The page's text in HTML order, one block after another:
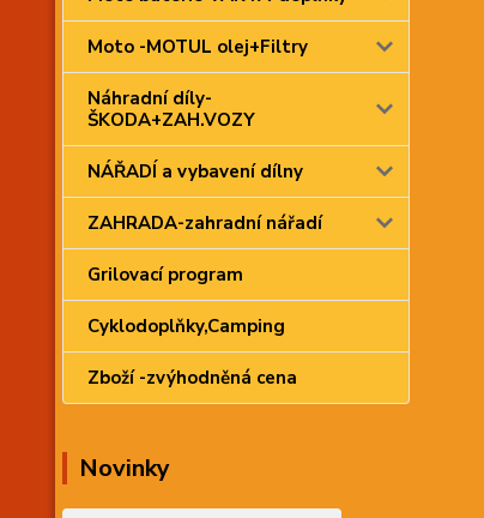
Moto -MOTUL olej+Filtry
Náhradní díly-
ŠKODA+ZAH.VOZY
NÁŘADÍ a vybavení dílny
ZAHRADA-zahradní nářadí
Grilovací program
Cyklodoplňky,Camping
Zboží -zvýhodněná cena
Novinky